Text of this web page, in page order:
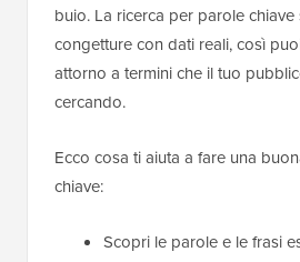
buio. La ricerca per parole chiave
congetture con dati reali, così
attorno a termini che il tuo
cercando.
Ecco cosa ti aiuta a fare una
chiave:
Scopri le parole e le frasi